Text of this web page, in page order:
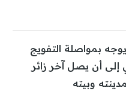
بمواصلة التفويج
إلى أن يصل آخر زائر
وبيته